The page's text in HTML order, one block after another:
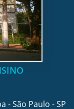
- São Paulo - SP